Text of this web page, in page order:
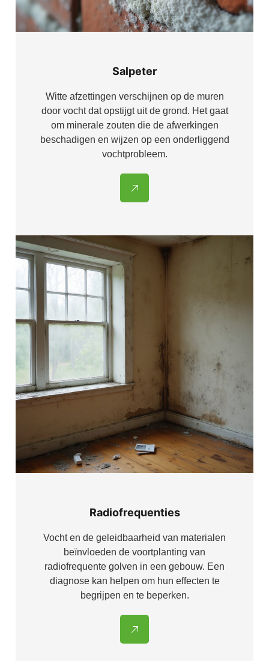
Salpeter
Witte afzettingen verschijnen op de muren
door vocht dat opstijgt uit de grond. Het gaat
om minerale zouten die de afwerkingen
beschadigen en wijzen op een onderliggend
vochtprobleem.
Radiofrequenties
Vocht en de geleidbaarheid van materialen
beïnvloeden de voortplanting van
radiofrequente golven in een gebouw. Een
diagnose kan helpen om hun effecten te
begrijpen en te beperken.